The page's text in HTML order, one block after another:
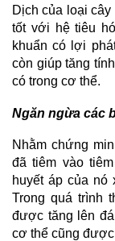
Dịch của loại
tốt với hệ tiêu
khuẩn có lợi
còn giúp tăng
có trong cơ thể.
Ngăn ngừa các
Nhằm chứng
đã tiêm vào
huyết áp của nó
Trong quá trình
được tăng lên
cơ thể cũng